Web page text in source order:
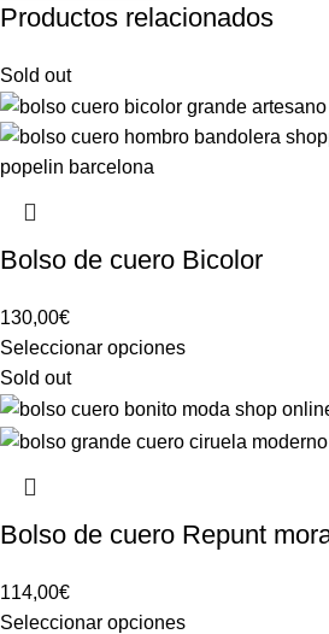
Productos relacionados
Sold out
Bolso de cuero Bicolor
130,00€
Seleccionar opciones
Sold out
Bolso de cuero Repunt
114,00€
Seleccionar opciones